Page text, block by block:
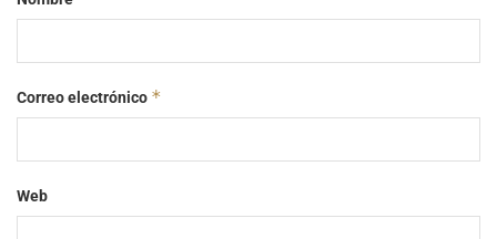
Correo electrónico *
Web